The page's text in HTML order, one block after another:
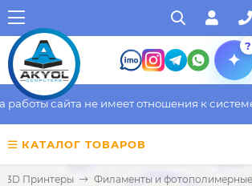
?
сайта не имеет отношения к системе
КАТАЛОГ ТОВАРОВ
3D Принтеры Филаменты и